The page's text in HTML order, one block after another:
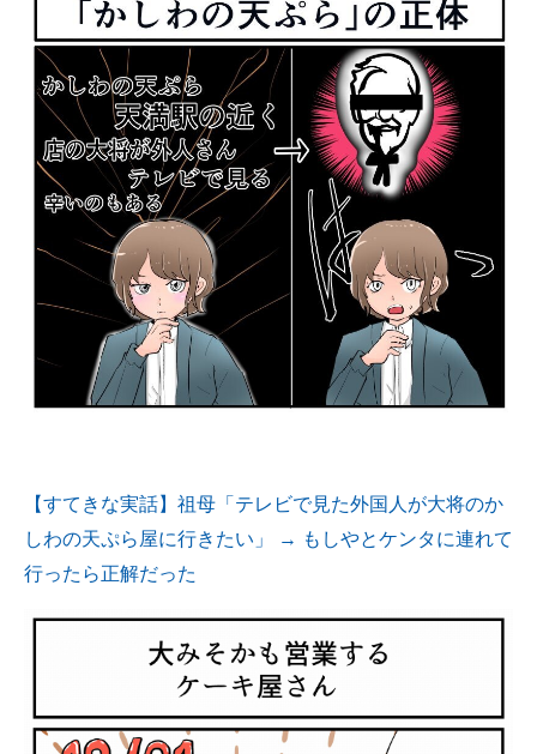
【すてきな実話】祖母「テレビで見た外国人が大将のか
しわの天ぷら屋に行きたい」 → もしやとケンタに連れて
行ったら正解だった